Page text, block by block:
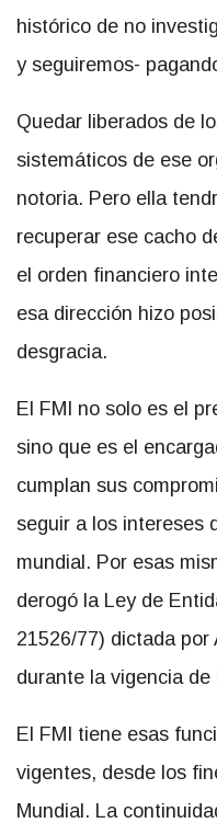
histórico de no
y seguiremos-
Quedar liberados de
sistemáticos de ese
notoria. Pero ella
recuperar ese cacho
el orden financiero
esa dirección hizo
desgracia.
El FMI no solo es el
sino que es el
cumplan sus
seguir a los intereses
mundial. Por esas
derogó la Ley de
21526/77) dictada
durante la vigencia
El FMI tiene esas
vigentes, desde los
Mundial. La